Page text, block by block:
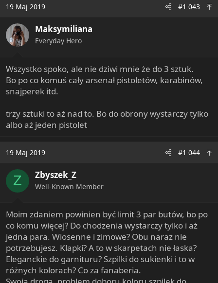
i
n
s
:
19 Maj 2019 #1 043
Maksymiliana
Everyday Hero
Wszystko spoko, ale nie dziwi mnie że do 3 sztuk.
Bo po co komuś cały arsenał pistoletów, karabinów,
snajperek itd.
trzy sztuki to aż nad to. Bo do obrony wystarczy tylko
albo aż jeden pistolet
19 Maj 2019 #1 044
Z Zbyszek_Z
Well-Known Member
Moim zdaniem powinien być limit 3 par butów, bo po
co komu więcej? Do chodzenia wystarczy tylko i aż
jedna para. Wiosenne i zimowe? Obu naraz nie
potrzebujesz. Klapki? A to w skarpetach nie łaska?
Eleganckie do garnituru? Szpilki do sukienki i to w
różnych kolorach? Co za fanaberia.